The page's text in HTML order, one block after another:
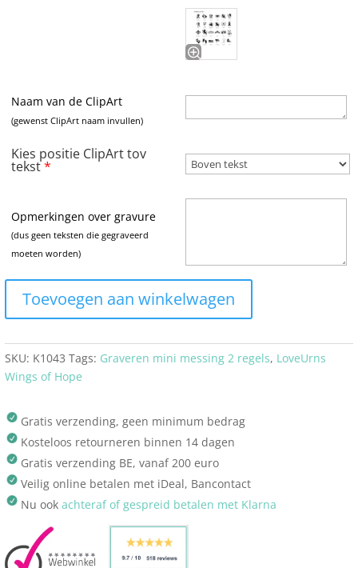
Naam van de ClipArt
(gewenst ClipArt naam invullen)
Kies positie ClipArt tov
tekst*
Opmerkingen over gravure
(dus geen teksten die gegraveerd
moeten worden)
Toevoegen aan winkelwagen
SKU: K1043 Tags: Graveren mini messing 2 regels, LoveUrns
Wings of Hope
Gratis verzending, geen minimum bedrag
Kosteloos retourneren binnen 14 dagen
Gratis verzending BE, vanaf 200 euro
Veilig online betalen met iDeal, Bancontact
Nu ook achteraf of gespreid betalen met Klarna